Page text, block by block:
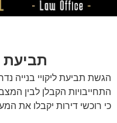
תביעת
הגשת תביעת ליקויי בנייה
התחייבויות הקבלן לבין
כי רוכשי דירות יקבלו את